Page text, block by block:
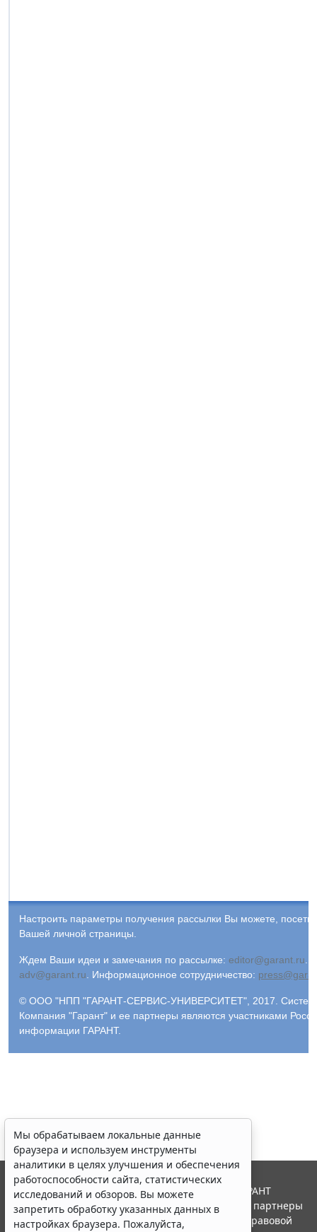
Настроить параметры получения рассылки Вы можете,
Вашей личной страницы.
Ждем Ваши идеи и замечания по рассылке: editor@garant.ru.
adv@garant.ru. Информационное сотрудничество:
© ООО "НПП "ГАРАНТ-СЕРВИС-УНИВЕРСИТЕТ", 2017. Система
Компания "Гарант" и ее партнеры являются участниками
информации ГАРАНТ.
Мы обрабатываем локальные данные
настройках браузера. Пожалуйста,
ознакомьтесь с условиями их обработки
Принять
Erid: 4CQwVszH9pWwojUA9Q3 Реклама
© ООО "НПП "ГАРАНТ-СЕРВИС", 2026. Система ГАРАНТ
выпускается с 1990 года. Компания "Гарант" и ее партнеры
являются участниками Российской ассоциации правовой